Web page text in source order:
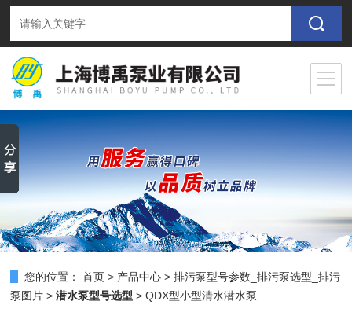
您的位置： 首页 > 产品中心 >排污泵型号参数_排污泵选型_排污
泵图片 >潜水泵型号选型 > QDX型小型清水潜水泵